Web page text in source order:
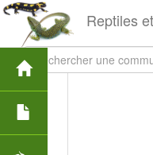
Reptiles